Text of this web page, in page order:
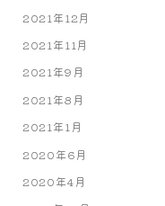
2021年12月
2021年11月
2021年9月
2021年8月
2021年1月
2020年6月
2020年4月